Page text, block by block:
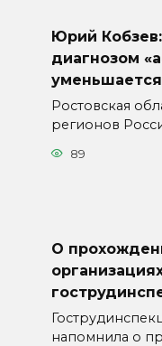
Юрий
диагнозом
уменьшается
Ростовская
регионов
89
О
напомнила о